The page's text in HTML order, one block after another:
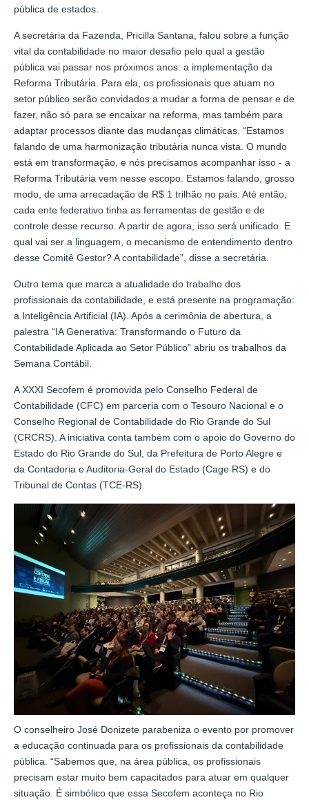
pública de estados.
A secretária da Fazenda, Pricilla Santana, falou sobre a função
vital da contabilidade no maior desafio pelo qual a gestão
pública vai passar nos próximos anos: a implementação da
Reforma Tributária. Para ela, os profissionais que atuam no
setor público serão convidados a mudar a forma de pensar e de
fazer, não só para se encaixar na reforma, mas também para
adaptar processos diante das mudanças climáticas. “Estamos
falando de uma harmonização tributária nunca vista. O mundo
está em transformação, e nós precisamos acompanhar isso - a
Reforma Tributária vem nesse escopo. Estamos falando, grosso
modo, de uma arrecadação de R$ 1 trilhão no país. Até então,
cada ente federativo tinha as ferramentas de gestão e de
controle desse recurso. A partir de agora, isso será unificado. E
qual vai ser a linguagem, o mecanismo de entendimento dentro
desse Comitê Gestor? A contabilidade”, disse a secretária.
Outro tema que marca a atualidade do trabalho dos
profissionais da contabilidade, e está presente na programação:
a Inteligência Artificial (IA). Após a cerimônia de abertura, a
palestra “IA Generativa: Transformando o Futuro da
Contabilidade Aplicada ao Setor Público” abriu os trabalhos da
Semana Contábil.
A XXXI Secofem é promovida pelo Conselho Federal de
Contabilidade (CFC) em parceria com o Tesouro Nacional e o
Conselho Regional de Contabilidade do Rio Grande do Sul
(CRCRS). A iniciativa conta também com o apoio do Governo do
Estado do Rio Grande do Sul, da Prefeitura de Porto Alegre e
da Contadoria e Auditoria-Geral do Estado (Cage RS) e do
Tribunal de Contas (TCE-RS).
O conselheiro José Donizete parabeniza o evento por promover
a educação continuada para os profissionais da contabilidade
pública. “Sabemos que, na área pública, os profissionais
precisam estar muito bem capacitados para atuar em qualquer
situação. É simbólico que essa Secofem aconteça no Rio